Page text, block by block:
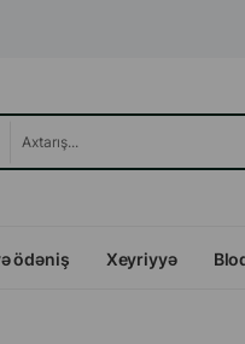
ödəniş Xeyriyyə